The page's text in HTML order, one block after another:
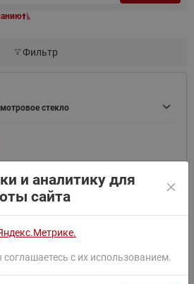
Фильтр
стекло
Смотровое стекло
и аналитику для
сайта
с их использованием.